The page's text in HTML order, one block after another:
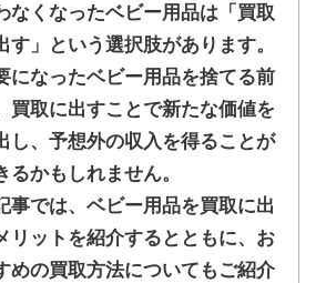
なくなったベビー用品は「買取
す」という選択肢があります。
になったベビー用品を捨てる前
買取に出すことで新たな価値を
し、予想外の収入を得ることが
るかもしれません。
事では、ベビー用品を買取に出
リットを紹介するとともに、お
めの買取方法についてもご紹介